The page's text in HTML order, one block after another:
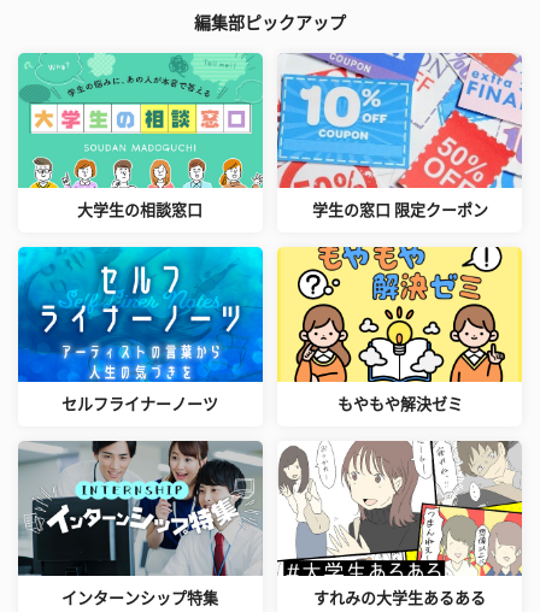
編集部ピックアップ
大学生の相談窓口 学生の窓口 限定クーポン
セルフライナーノーツ もやもや解決ゼミ
インターンシップ特集 すれみの大学生あるある